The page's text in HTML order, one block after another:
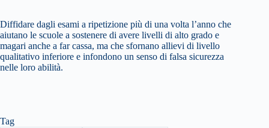
Diffidare dagli esami a ripetizione più di una volta l’anno che
aiutano le scuole a sostenere di avere livelli di alto grado e
magari anche a far cassa, ma che sfornano allievi di livello
qualitativo inferiore e infondono un senso di falsa sicurezza
nelle loro abilità.
Tag